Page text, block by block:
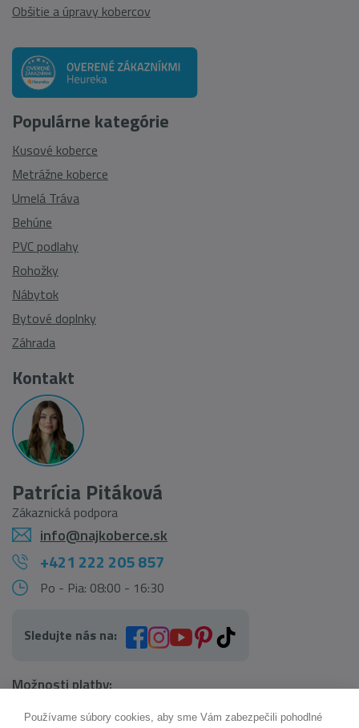
Obšitie a úpravy kobercov
Populárne kategórie
Kusové koberce
Metrážne koberce
Umelá Tráva
Behúne
PVC podlahy
Rohožky
Nábytok
Bytové doplnky
Záhrada
Kontakt
Patrícia Pitáková
Zákaznická podpora
info@najkoberce.sk
+421 222 205 857
Po - Pia: 08:00 - 16:30
Sledujte nás na:
Možnosti platby:
Používame súbory cookies, aby sme Vám zabezpečili pohodlné